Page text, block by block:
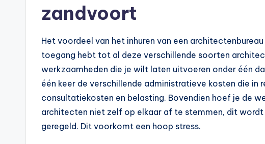
zandvoort
Het voordeel van het inhuren van een
toegang hebt tot al deze verschillende soorten
werkzaamheden die je wilt laten uitvoeren onder één
één keer de verschillende administratieve kosten die in
consultatiekosten en belasting. Bovendien hoef je de
architecten niet zelf op elkaar af te stemmen, dit
geregeld. Dit voorkomt een hoop stress.